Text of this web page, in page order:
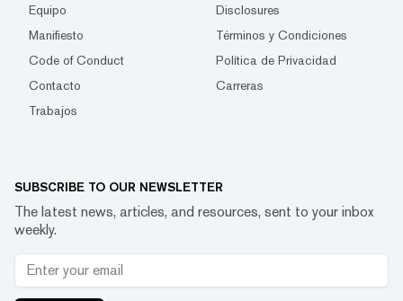
Equipo
Disclosures
Manifiesto
Términos y Condiciones
Code of Conduct
Política de Privacidad
Contacto
Carreras
Trabajos
SUBSCRIBE TO OUR NEWSLETTER
The latest news, articles, and resources, sent to your inbox
weekly.